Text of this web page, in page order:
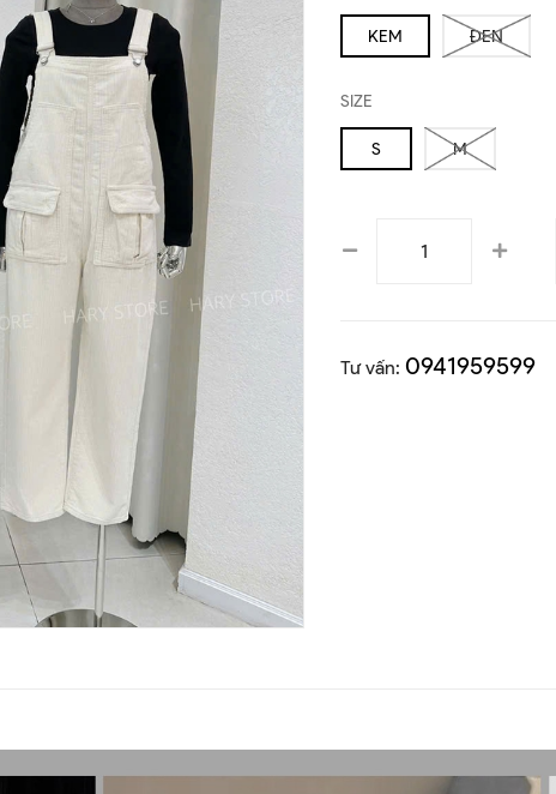
KEM ĐEN
SIZE
S M
Tư vấn: 0941959599